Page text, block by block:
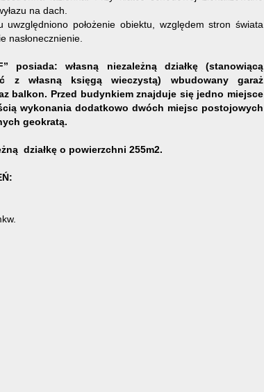
na dach.
uwzględniono położenie obiektu, względem stron świata
nasłonecznienie.
posiada: własną niezależną działkę (stanowiącą
z własną księgą wieczystą) wbudowany garaż
balkon. Przed budynkiem znajduje się jedno miejsce
wykonania dodatkowo dwóch miejsc postojowych
geokratą.
działkę o powierzchni 255m2.